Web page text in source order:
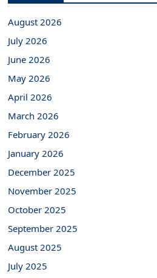
August 2026
July 2026
June 2026
May 2026
April 2026
March 2026
February 2026
January 2026
December 2025
November 2025
October 2025
September 2025
August 2025
July 2025